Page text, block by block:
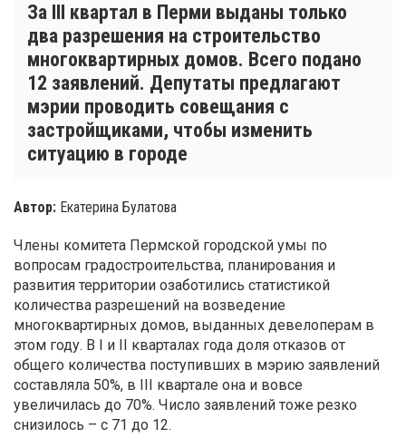
За III квартал в Перми выданы только
два разрешения на строительство
многоквартирных домов. Всего подано
12 заявлений. Депутаты предлагают
мэрии проводить совещания с
застройщиками, чтобы изменить
ситуацию в городе
Автор: Екатерина Булатова
Члены комитета Пермской городской умы по
вопросам градостроительства, планирования и
развития территории озаботились статистикой
количества разрешений на возведение
многоквартирных домов, выданных девелоперам в
этом году. В I и II кварталах года доля отказов от
общего количества поступивших в мэрию заявлений
составляла 50%, в III квартале она и вовсе
увеличилась до 70%. Число заявлений тоже резко
снизилось – с 71 до 12.